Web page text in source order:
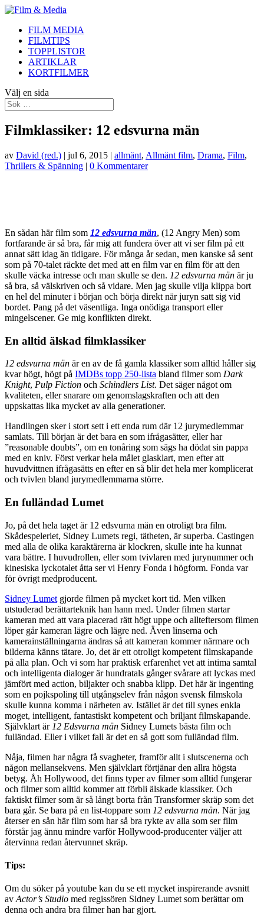
FILM MEDIA
FILMTIPS
TOPPLISTOR
ARTIKLAR
KORTFILMER
Välj en sida
Filmklassiker: 12 edsvurna män
av David (red.) | jul 6, 2015 | allmänt, Allmänt film, Drama, Film,
Thrillers & Spänning | 0 Kommentarer
En sådan här film som 12 edsvurna män, (12 Angry Men) som
fortfarande är så bra, får mig att fundera över att vi ser film på ett
annat sätt idag än tidigare. För många år sedan, men kanske så sent
som på 70-talet räckte det med att en film var en film för att den
skulle väcka intresse och man skulle se den. 12 edsvurna män är ju
så bra, så välskriven och så vidare. Men jag skulle vilja klippa bort
en hel del minuter i början och börja direkt när juryn satt sig vid
bordet. Pang på det väsentliga. Inga onödiga transport eller
mingelscener. Ge mig konflikten direkt.
En alltid älskad filmklassiker
12 edsvurna män är en av de få gamla klassiker som alltid håller sig
kvar högt, högt på IMDBs topp 250-lista bland filmer som Dark
Knight, Pulp Fiction och Schindlers List. Det säger något om
kvaliteten, eller snarare om genomslagskraften och att den
uppskattas lika mycket av alla generationer.
Handlingen sker i stort sett i ett enda rum där 12 jurymedlemmar
samlats. Till början är det bara en som ifrågasätter, eller har
”reasonable doubts”, om en tonåring som sägs ha dödat sin pappa
med en kniv. Först verkar hela målet glasklart, men efter att
huvudvittnen ifrågasätts en efter en så blir det hela mer komplicerat
och tvivlen bland jurymedlemmarna större.
En fulländad Lumet
Jo, på det hela taget är 12 edsvurna män en otroligt bra film.
Skådespeleriet, Sidney Lumets regi, tätheten, är superba. Castingen
med alla de olika karaktärerna är klockren, skulle inte ha kunnat
vara bättre. I huvudrollen, eller som tvivlaren med jurynummer och
kinesiska lyckotalet åtta ser vi Henry Fonda i högform. Fonda var
för övrigt medproducent.
Sidney Lumet gjorde filmen på mycket kort tid. Men vilken
utstuderad berättarteknik han hann med. Under filmen startar
kameran med att vara placerad rätt högt uppe och allteftersom filmen
löper går kameran lägre och lägre ned. Även linserna och
kamerainställningarna ändras så att kameran kommer närmare och
bilderna känns tätare. Jo, det är ett otroligt kompetent filmskapande
på alla plan. Och vi som har praktisk erfarenhet vet att intima samtal
och intelligenta dialoger är hundratals gånger svårare att lyckas med
jämfört med action, biljakter och snabba klipp. Det här är ingenting
som en pojkspoling till utgångselev från någon svensk filmskola
skulle kunna komma i närheten av. Istället är det till synes enkla
moget, intelligent, fantastiskt kompetent och briljant filmskapande.
Självklart är 12 Edsvurna män Sidney Lumets bästa film och
fulländad. Eller i vilket fall är det en så gott som fulländad film.
Nåja, filmen har några få svagheter, framför allt i slutscenerna och
någon mellansekvens. Men självklart förtjänar den allra högsta
betyg. Åh Hollywood, det finns typer av filmer som alltid fungerar
och filmer som alltid kommer att förbli älskade klassiker. Och
faktiskt filmer som är så långt borta från Transformer skräp som det
bara går. Se bara på en list-toppare som 12 edsvurna män. När jag
återser en sån här film som har så bra rykte av alla som ser film
förstår jag ännu mindre varför Hollywood-producenter väljer att
återvinna redan återvunnet skräp.
Tips:
Om du söker på youtube kan du se ett mycket inspirerande avsnitt
av Actor’s Studio med regissören Sidney Lumet som berättar om
denna och andra bra filmer han har gjort.